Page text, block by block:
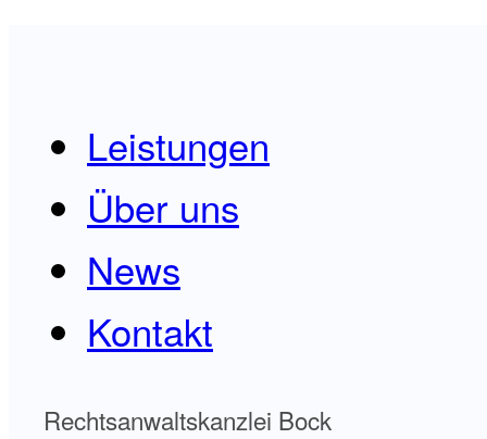
Leistungen
Über uns
News
Kontakt
Rechtsanwaltskanzlei Bock